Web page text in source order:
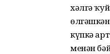
хәлгә
күпкә
менән